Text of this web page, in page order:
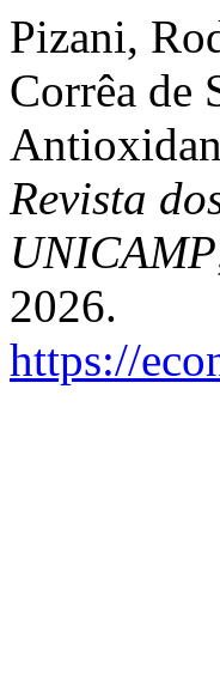
Pizani,
Corrêa de
Revista
UNICAMP
2026.
https://